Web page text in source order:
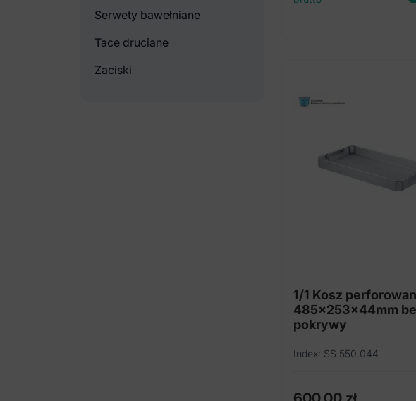
Serwety bawełniane
Tace druciane
Zaciski
1/1 Kosz
485x253x44mm
pokrywy
Index: SS.550.044